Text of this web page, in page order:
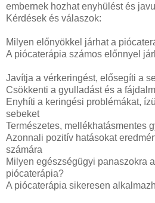
embernek hozhat enyhülést és
Kérdések és válaszok:
Milyen előnyökkel járhat a
A piócaterápia számos előnnyel
Javítja a vérkeringést, elősegíti a
Csökkenti a gyulladást és a
Enyhíti a keringési problémákat,
sebeket
Természetes, mellékhatásmentes
Azonnali pozitív hatásokat
számára
Milyen egészségügyi panaszokra
piócaterápia?
A piócaterápia sikeresen